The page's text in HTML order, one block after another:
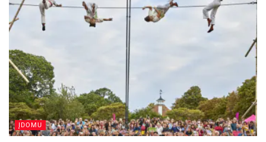
ĮDOMU